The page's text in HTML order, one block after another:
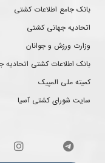
بانک جامع اطلاعات کشتی
اتحادیه جهانی کشتی
وزارت ورزش و جوانان
بانک اطلاعات کشتی اتحادیه
کمیته ملی المپیک
سایت شورای کشتی آسیا